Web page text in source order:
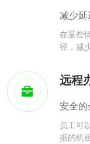
减少延
在某些
径，减
远程
安全
员工可
据的机